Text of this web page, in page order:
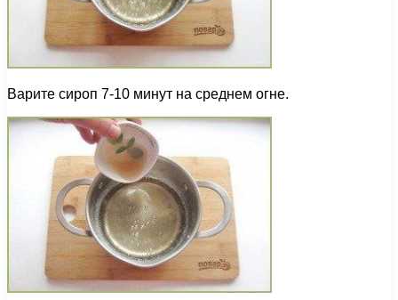
Варите сироп 7-10 минут на среднем огне.